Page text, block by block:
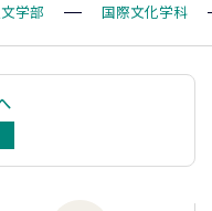
学部 国際文化学科